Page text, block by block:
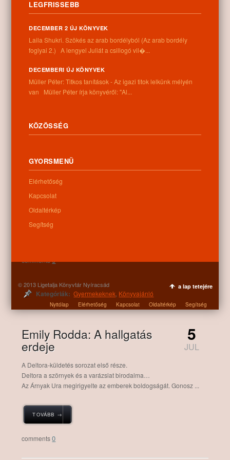
Ismertnek lenni nagyon menő, ugye? Tévedés! A tizenhét éves
kívül a többi ...
0
Luigi Garlando:
Kezdőrúgás
A Gól! sorozat első része.
Amikor Gaston Champignon, a francia válogatott egykori játékosa
meglátja Tommit az udvaron dekázni, azonnal tudja, ...
JUL
0
Kategóriák: Gyermekeknek Könyvajánló
Emily Rodda: A hallgatás
erdeje
A Deltora-küldetés sorozat első része.
Deltora a szörnyek és a varázslat birodalma…
Az Árnyak Ura megirigyelte az emberek boldogságát. Gonosz ...
TOVÁBB →
5
JUL
0
LEGFRISSEBB
DECEMBER 2 ÚJ KÖNYVEK
Laila Shukri. Szökés ​az arab bordélyból (Az arab bordély
foglyai 2.) A lengyel Juliát a csillogó vil�...
DECEMBERI ÚJ KÖNYVEK
Müller Péter: Titkos tanítások - Az igazi titok lelkünk mélyén
van Müller Péter írja könyvéről: "Al...
KÖZÖSSÉG
GYORSMENÜ
Elérhetőség
Kapcsolat
Oldaltérkép
Segítség
© 2013 Ligetalja Könyvtár Nyíracsád a lap tetejére
Nyitólap Elérhetőség Kapcsolat Oldaltérkép Segítség